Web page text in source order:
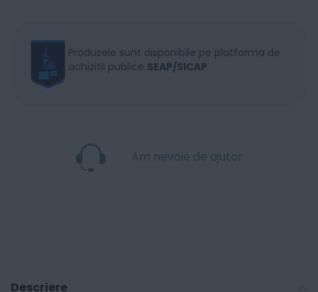
Produsele sunt disponibile pe platforma de
achizitii publice SEAP/SICAP
Am nevoie de ajutor
Descriere